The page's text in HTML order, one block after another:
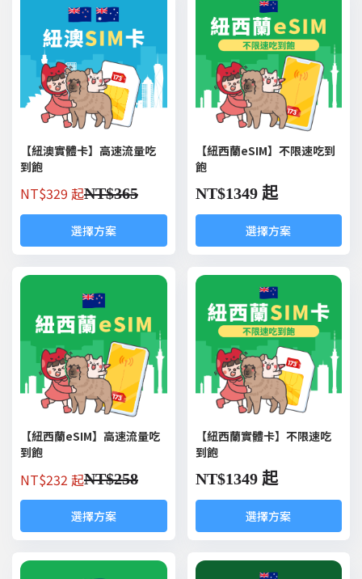
【紐澳實體卡】高速流量吃
到飽
NT$329 起NT$365
選擇方案
【紐西蘭eSIM】不限速吃到
飽
NT$1349 起
選擇方案
【紐西蘭eSIM】高速流量吃
到飽
NT$232 起NT$258
選擇方案
【紐西蘭實體卡】不限速吃
到飽
NT$1349 起
選擇方案